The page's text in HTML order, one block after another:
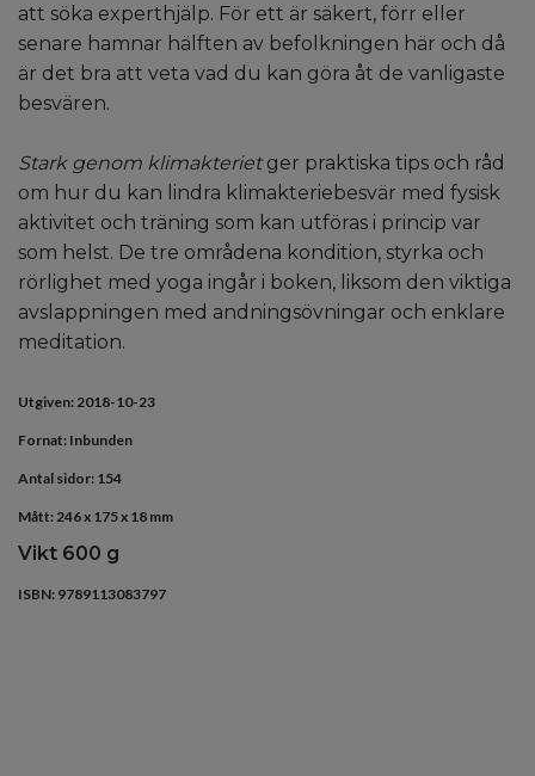
att söka experthjälp. För ett är säkert, förr eller
senare hamnar hälften av befolkningen här och då
är det bra att veta vad du kan göra åt de vanligaste
besvären.
Stark genom klimakteriet ger praktiska tips och råd
om hur du kan lindra klimakteriebesvär med fysisk
aktivitet och träning som kan utföras i princip var
som helst. De tre områdena kondition, styrka och
rörlighet med yoga ingår i boken, liksom den viktiga
avslappningen med andningsövningar och enklare
meditation.
Utgiven: 2018-10-23
Fornat: Inbunden
Antal sidor: 154
Mått:246 x 175 x 18 mm
Vikt 600 g
ISBN: 9789113083797